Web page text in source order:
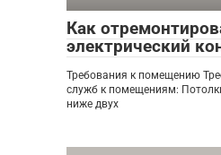
Как
электрический
Требования к помещению
служб к помещениям:
ниже двух